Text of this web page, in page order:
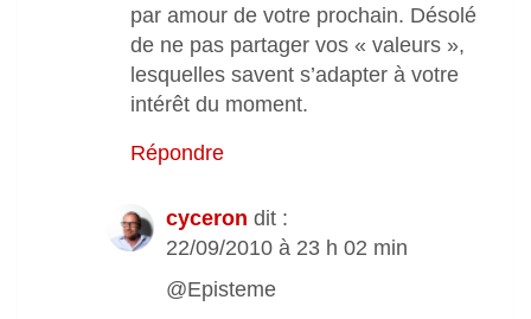
par amour de votre prochain. Désolé
de ne pas partager vos « valeurs »,
lesquelles savent s’adapter à votre
intérêt du moment.
Répondre
cyceron dit :
22/09/2010 à 23 h 02 min
@Episteme